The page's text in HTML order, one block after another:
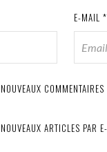
E-MAIL *
ARTICLES PAR